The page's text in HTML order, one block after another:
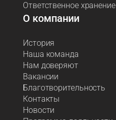
Ответственное хранение
О компании
История
Наша команда
Нам доверяют
Вакансии
Благотворительность
Контакты
Новости